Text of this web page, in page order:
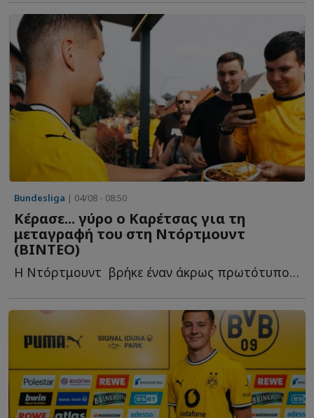
Bundesliga | 04/08 - 08:50
Κέρασε... γύρο ο Καρέτσας για τη
μεταγραφή του στη Ντόρτμουντ
(ΒΙΝΤΕΟ)
Η Ντόρτμουντ βρήκε έναν άκρως πρωτότυπο τρόπο να π...